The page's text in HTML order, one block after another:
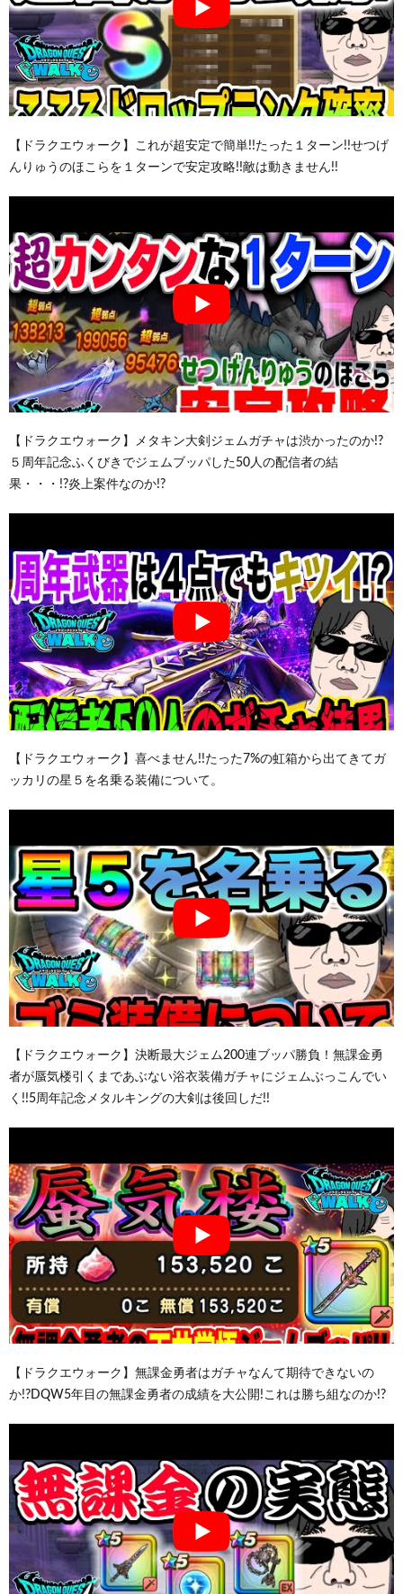
【ドラクエウォーク】これが超安定で簡単!!たった１ターン!!せつげ
んりゅうのほこらを１ターンで安定攻略!!敵は動きません!!
【ドラクエウォーク】メタキン大剣ジェムガチャは渋かったのか!?
５周年記念ふくびきでジェムブッパした50人の配信者の結
果・・・!?炎上案件なのか!?
【ドラクエウォーク】喜べません!!たった7%の虹箱から出てきてガ
ッカリの星５を名乗る装備について。
【ドラクエウォーク】決断最大ジェム200連ブッパ勝負！無課金勇
者が蜃気楼引くまであぶない浴衣装備ガチャにジェムぶっこんでい
く!!5周年記念メタルキングの大剣は後回しだ!!
【ドラクエウォーク】無課金勇者はガチャなんて期待できないの
か!?DQW5年目の無課金勇者の成績を大公開!これは勝ち組なのか!?